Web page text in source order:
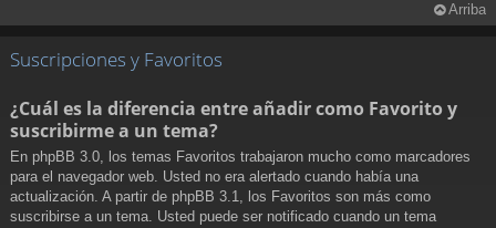
Arriba
Suscripciones y Favoritos
¿Cuál es la diferencia entre añadir como Favorito y
suscribirme a un tema?
En phpBB 3.0, los temas Favoritos trabajaron mucho como marcadores
para el navegador web. Usted no era alertado cuando había una
actualización. A partir de phpBB 3.1, los Favoritos son más como
suscribirse a un tema. Usted puede ser notificado cuando un tema